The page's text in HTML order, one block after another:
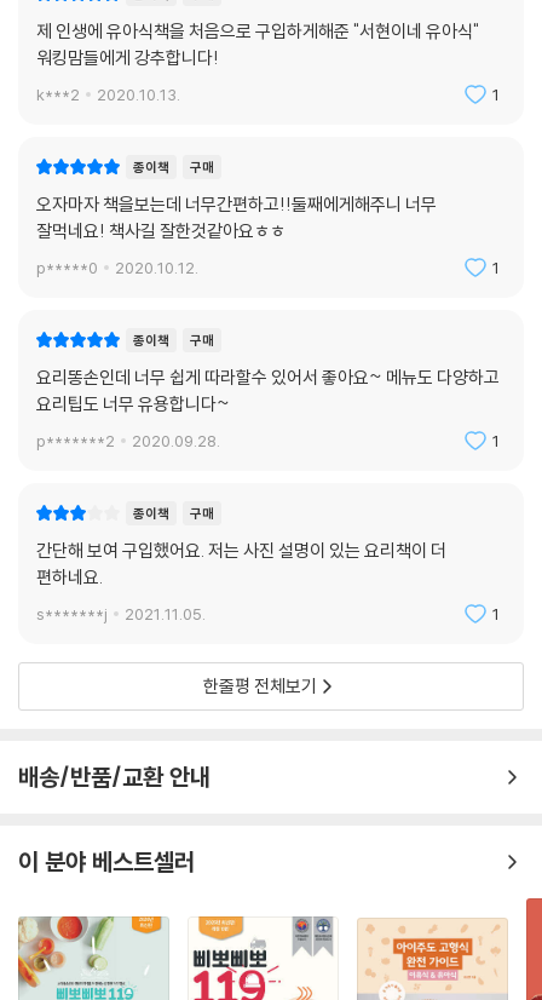
제 인생에 유아식책을 처음으로 구입하게해준 "서현이네 유아식"
워킹맘들에게 강추합니다!
k***2 2020.10.13. 1
종이책 구매
오자마자 책을보는데 너무간편하고!!둘째에게해주니 너무
잘먹네요! 책사길 잘한것같아요ㅎㅎ
p*****0 2020.10.12. 1
종이책 구매
요리똥손인데 너무 쉽게 따라할수 있어서 좋아요~ 메뉴도 다양하고
요리팁도 너무 유용합니다~
p*******2 2020.09.28. 1
종이책 구매
간단해 보여 구입했어요. 저는 사진 설명이 있는 요리책이 더
편하네요.
s*******j 2021.11.05. 1
한줄평 전체보기
배송/반품/교환 안내
이 분야 베스트셀러